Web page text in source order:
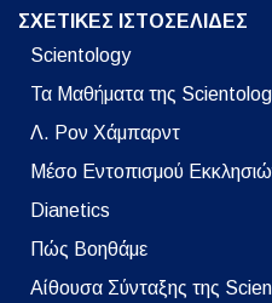
ΣΧΕΤΙΚΕΣ ΙΣΤΟΣΕΛΙΔΕΣ
Scientology
Τα Μαθήματα της
Λ. Ρον Χάμπαρντ
Μέσο Εντοπισμού
Dianetics
Πώς Βοηθάμε
Αίθουσα Σύνταξης της